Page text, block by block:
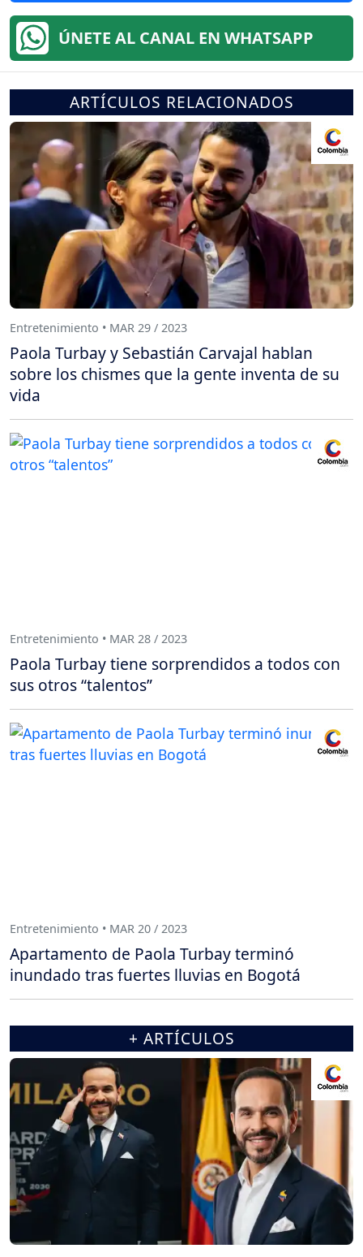
ÚNETE AL CANAL EN WHATSAPP
ARTÍCULOS RELACIONADOS
Entretenimiento • MAR 29 / 2023
Paola Turbay y Sebastián Carvajal hablan
sobre los chismes que la gente inventa de su
vida
Entretenimiento • MAR 28 / 2023
Paola Turbay tiene sorprendidos a todos con
sus otros “talentos”
Entretenimiento • MAR 20 / 2023
Apartamento de Paola Turbay terminó
inundado tras fuertes lluvias en Bogotá
+ ARTÍCULOS